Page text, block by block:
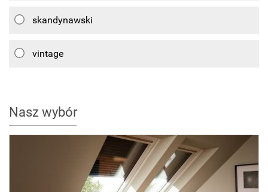
skandynawski
vintage
Nasz wybór